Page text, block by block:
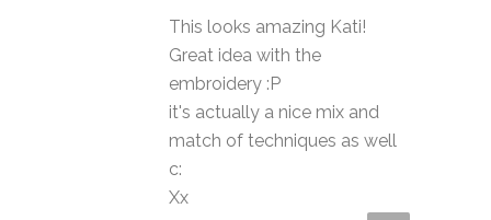
This looks amazing Kati!
Great idea with the
embroidery :P
it's actually a nice mix and
match of techniques as well
c:
Xx